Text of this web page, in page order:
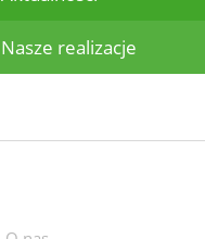
Nasze realizacje